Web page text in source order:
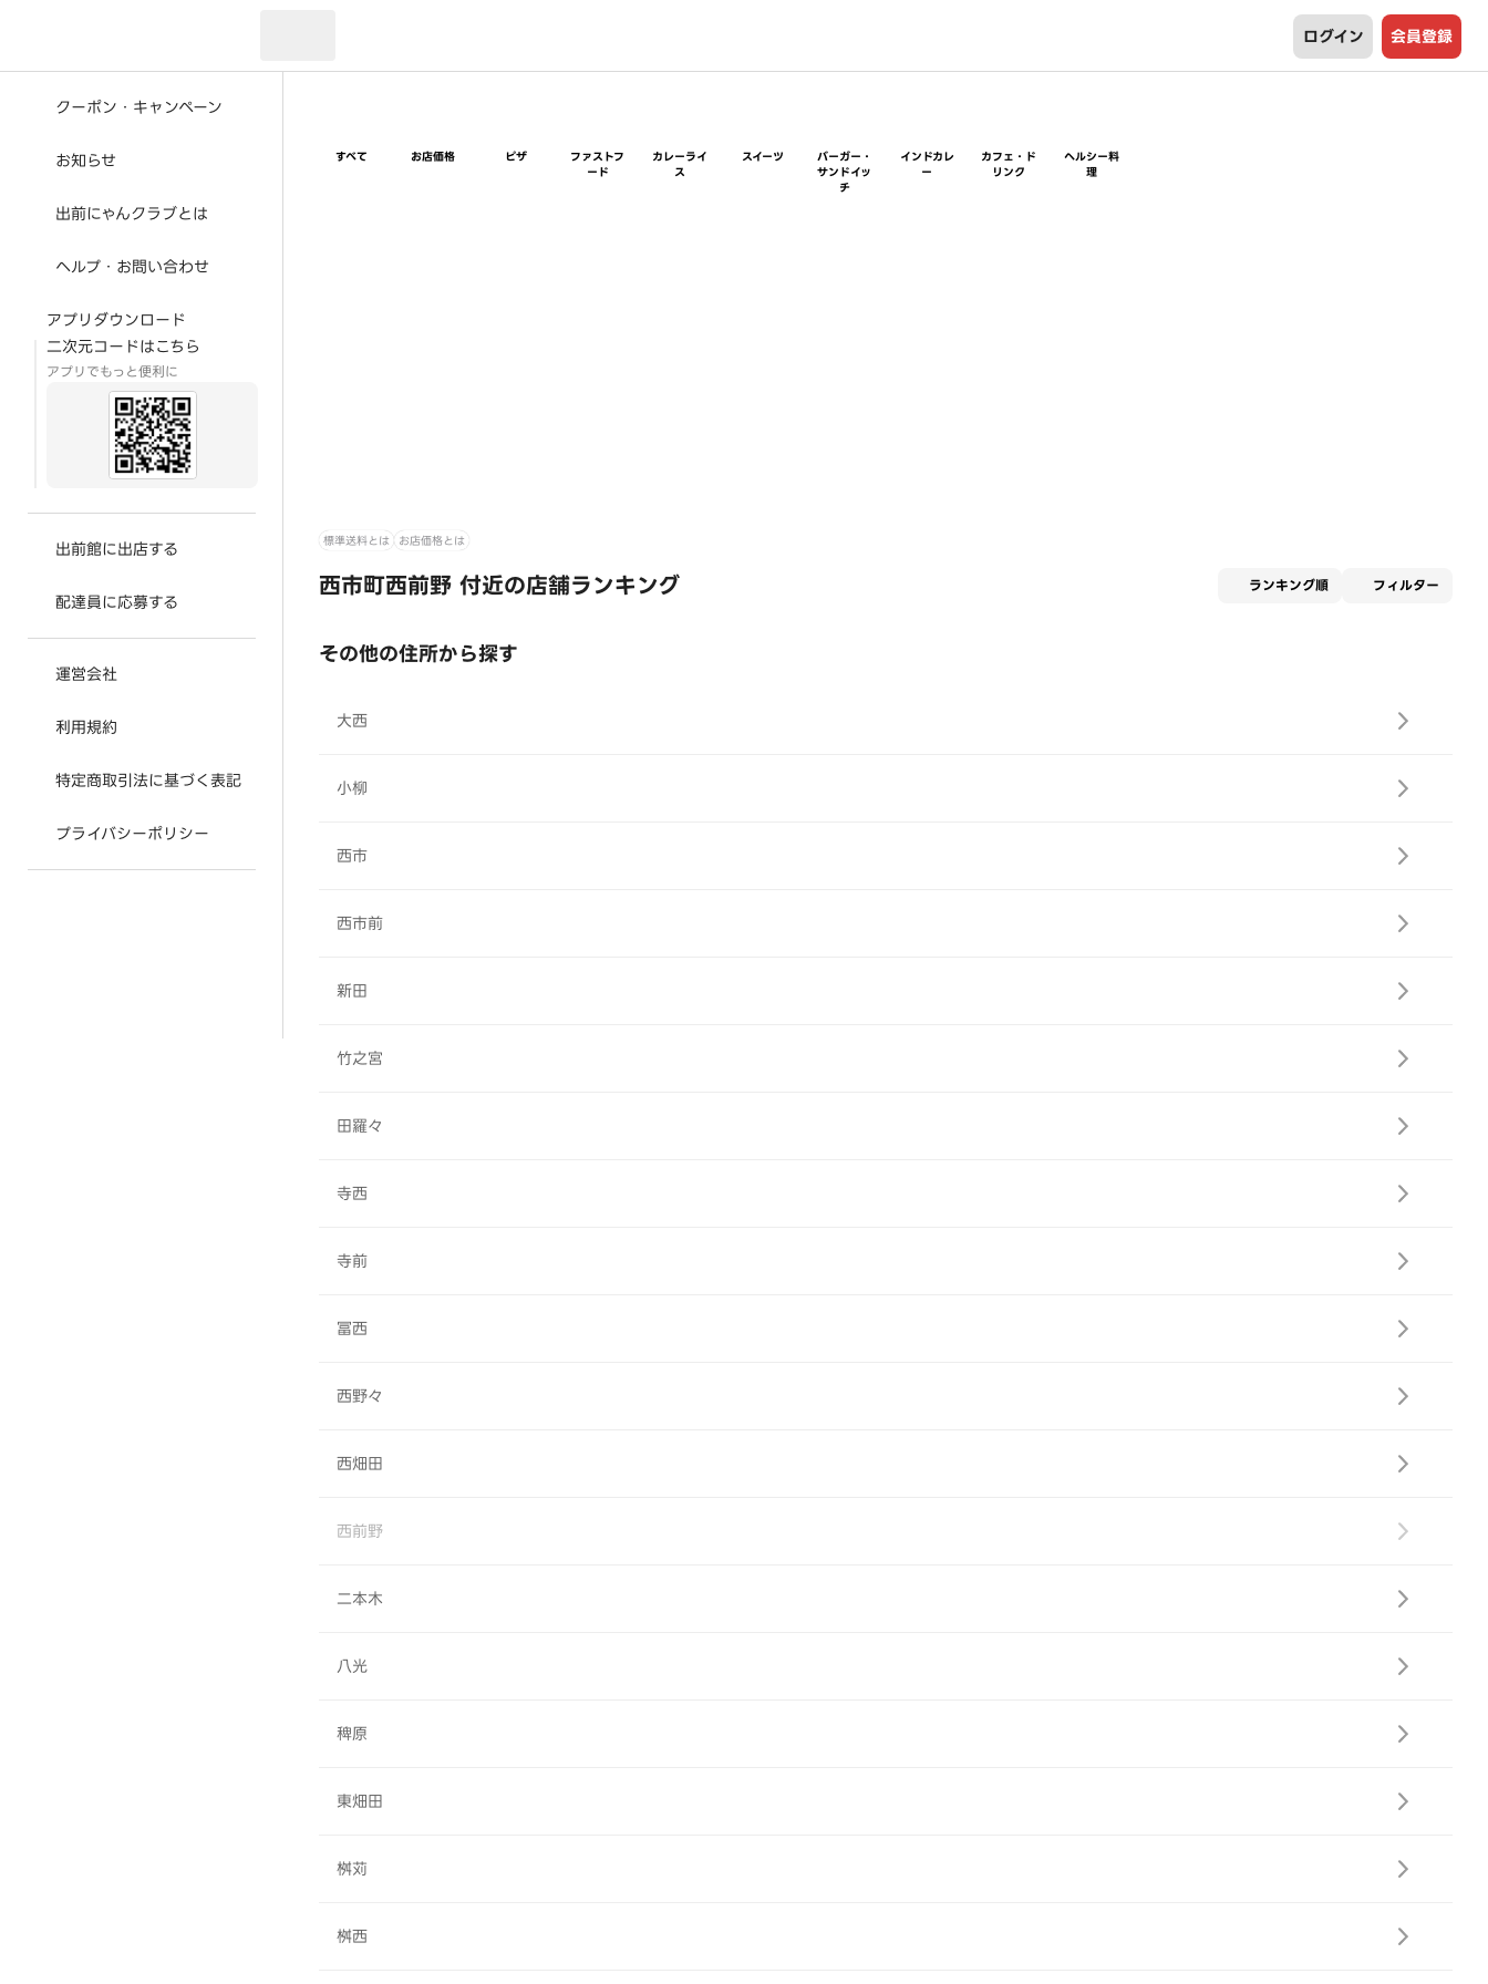
ログイン 会員登録
クーポン・キャンペーン
お知らせ
出前にゃんクラブとは
ヘルプ・お問い合わせ
アプリダウンロード
二次元コードはこちら
アプリでもっと便利に
出前館に出店する
配達員に応募する
運営会社
利用規約
特定商取引法に基づく表記
プライバシーポリシー
すべて お店価格 ピザ
ファストフ
ード
カレーライ
ス
スイーツ
バーガー・
サンドイッ
チ
インドカレ
ー
カフェ・ド
リンク
ヘルシー料
理
標準送料とは お店価格とは
西市町西前野 付近の店舗ランキング ランキング順 フィルター
その他の住所から探す
大西
小柳
西市
西市前
新田
竹之宮
田羅々
寺西
寺前
冨西
西野々
西畑田
西前野
二本木
八光
稗原
東畑田
桝苅
桝西